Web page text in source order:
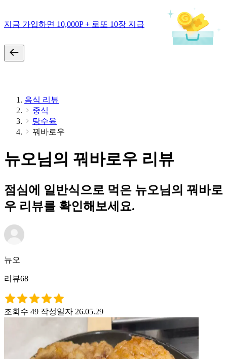
지금 가입하면 10,000P + 로또 10장 지급
음식 리뷰
중식
탕수육
꿔바로우
뉴오님의 꿔바로우 리뷰
점심에 일반식으로 먹은 뉴오님의 꿔바로
우 리뷰를 확인해보세요.
뉴오
리뷰68
조회수 49 작성일자 26.05.29